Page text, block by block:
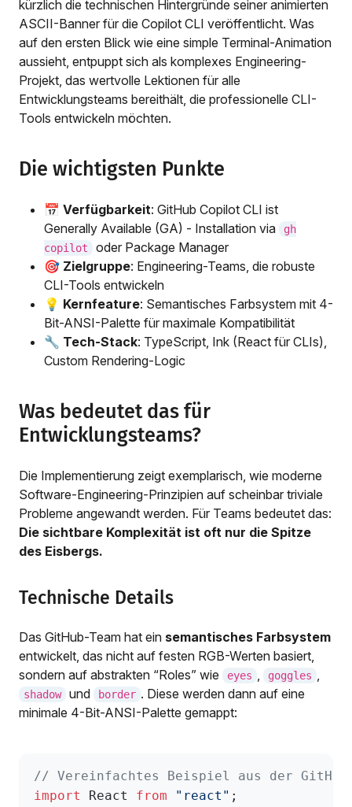
kürzlich die technischen Hintergründe seiner animierten
ASCII-Banner für die Copilot CLI veröffentlicht. Was
auf den ersten Blick wie eine simple Terminal-Animation
aussieht, entpuppt sich als komplexes Engineering-
Projekt, das wertvolle Lektionen für alle
Entwicklungsteams bereithält, die professionelle CLI-
Tools entwickeln möchten.
Die wichtigsten Punkte
📅 Verfügbarkeit: GitHub Copilot CLI ist
Generally Available (GA) - Installation via
gh
copilot
oder Package Manager
🎯 Zielgruppe: Engineering-Teams, die robuste
CLI-Tools entwickeln
💡 Kernfeature: Semantisches Farbsystem mit 4-
Bit-ANSI-Palette für maximale Kompatibilität
🔧 Tech-Stack: TypeScript, Ink (React für CLIs),
Custom Rendering-Logic
Was bedeutet das für
Entwicklungsteams?
Die Implementierung zeigt exemplarisch, wie moderne
Software-Engineering-Prinzipien auf scheinbar triviale
Probleme angewandt werden. Für Teams bedeutet das:
Die sichtbare Komplexität ist oft nur die Spitze
des Eisbergs.
Technische Details
Das GitHub-Team hat ein semantisches Farbsystem
entwickelt, das nicht auf festen RGB-Werten basiert,
sondern auf abstrakten “Roles” wie
eyes , goggles ,
shadow und border . Diese werden dann auf eine
minimale 4-Bit-ANSI-Palette gemappt:
// Vereinfachtes Beispiel aus der
import
React from "react" ;